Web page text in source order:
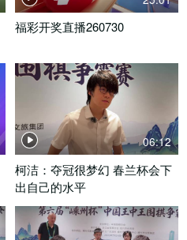
福彩开奖直播260730
06:12
柯洁：夺冠很梦幻 春兰杯会下
出自己的水平